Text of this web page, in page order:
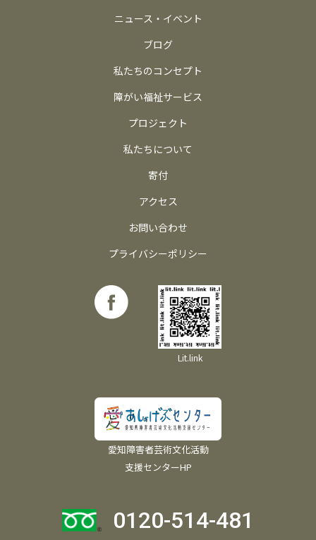
ニュース・イベント
ブログ
私たちのコンセプト
障がい福祉サービス
プロジェクト
私たちについて
寄付
アクセス
お問い合わせ
プライバシーポリシー
Lit.link
愛知障害者芸術文化活動
支援センターHP
0120-514-481